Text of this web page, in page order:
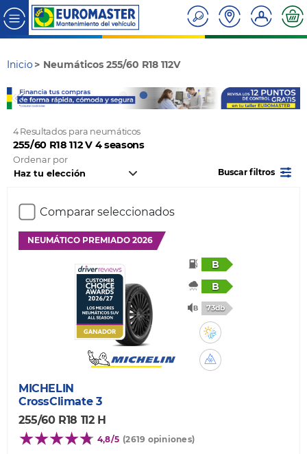
Inicio Neumáticos 255/60 R18 112V
4 Resultados para neumáticos
255/60 R18 112 V 4 seasons
Ordenar por
Buscar filtros
Comparar seleccionados
NEUMÁTICO PREMIADO 2026
B
B
73db
MICHELIN
CrossClimate 3
255/60 R18 112 H
4,8/5 (2619 opiniones)